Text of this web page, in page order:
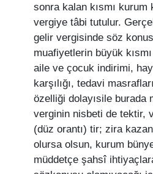
sonra kalan kısmı kurum
vergiye tâbi tutulur.
gelir vergisinde söz
muafiyetlerin büyük
aile ve çocuk indirimi,
karşılığı, tedavi
özelliği dolayısile burada
verginin nisbeti de tektir,
(düz orantı) tir; zira
olursa olsun, kurum
müddetçe şahsî